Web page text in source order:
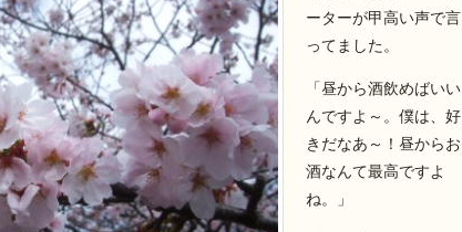
ーターが甲高い声で言
ってました。
「昼から酒飲めばいい
んですよ～。僕は、好
きだなあ～！昼からお
酒なんて最高ですよ
ね。」